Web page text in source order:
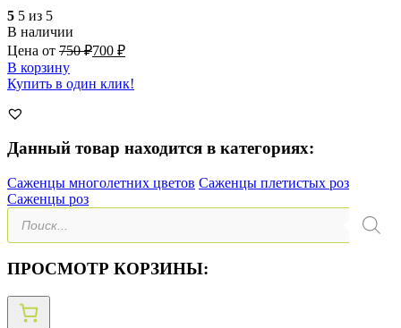
5 5 из 5
В наличии
Цена от 750₽700 ₽
В корзину
Купить в один клик!
Данный товар находится в категориях:
Саженцы многолетних цветов Саженцы плетистых роз
Саженцы роз
Поиск
товаров
ПРОСМОТР КОРЗИНЫ: